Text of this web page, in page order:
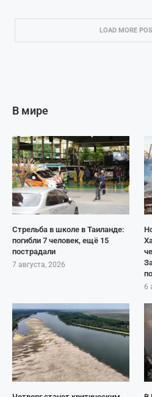
LOAD MORE
В мире
Стрельба в школе в Таиланде:
погибли 7 человек, ещё 15
пострадали
7 августа, 2026
6